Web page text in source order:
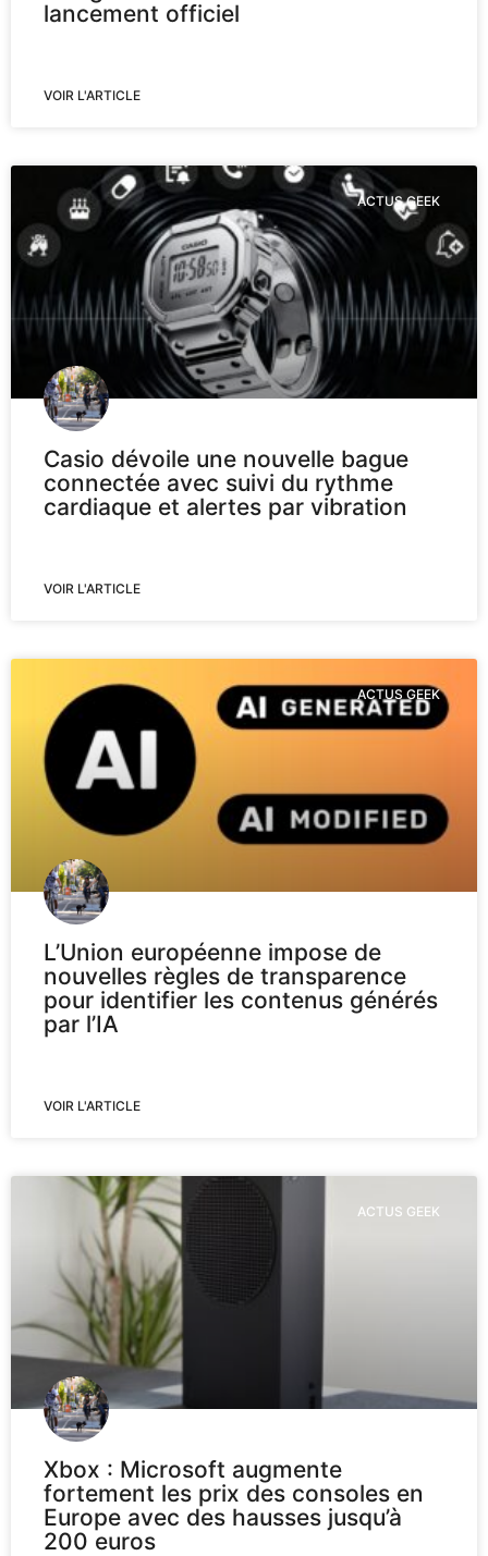
lancement officiel
VOIR L'ARTICLE
ACTUS GEEK
Casio dévoile une nouvelle bague
connectée avec suivi du rythme
cardiaque et alertes par vibration
VOIR L'ARTICLE
ACTUS GEEK
L’Union européenne impose de
nouvelles règles de transparence
pour identifier les contenus générés
par l’IA
VOIR L'ARTICLE
ACTUS GEEK
Xbox : Microsoft augmente
fortement les prix des consoles en
Europe avec des hausses jusqu’à
200 euros